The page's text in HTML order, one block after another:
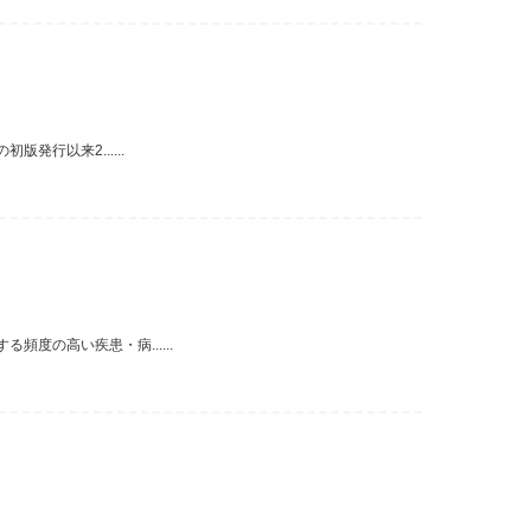
初版発行以来2......
る頻度の高い疾患・病......